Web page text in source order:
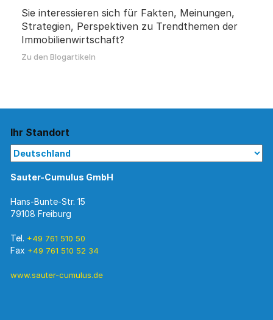
Sie interessieren sich für Fakten, Meinungen,
Strategien, Perspektiven zu Trendthemen der
Immobilienwirtschaft?
Zu den Blogartikeln
Ihr Standort
Sauter-Cumulus GmbH
Hans-Bunte-Str. 15
79108 Freiburg
Tel. +49 761 510 50
Fax +49 761 510 52 34
www.sauter-cumulus.de